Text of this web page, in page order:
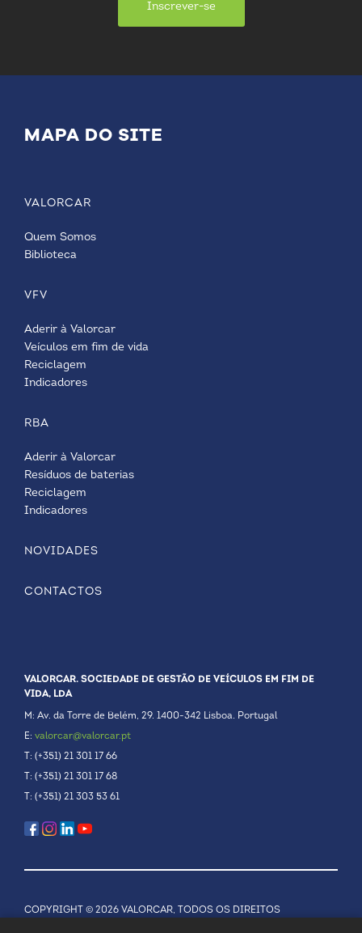
Inscrever-se
MAPA DO SITE
VALORCAR
Quem Somos
Biblioteca
VFV
Aderir à Valorcar
Veículos em fim de vida
Reciclagem
Indicadores
RBA
Aderir à Valorcar
Resíduos de baterias
Reciclagem
Indicadores
NOVIDADES
CONTACTOS
VALORCAR. SOCIEDADE DE GESTÃO DE VEÍCULOS EM FIM DE
VIDA, LDA
M: Av. da Torre de Belém, 29. 1400-342 Lisboa. Portugal
E: valorcar@valorcar.pt
T: (+351) 21 301 17 66
T: (+351) 21 301 17 68
T: (+351) 21 303 53 61
COPYRIGHT © 2026 VALORCAR, TODOS OS DIREITOS